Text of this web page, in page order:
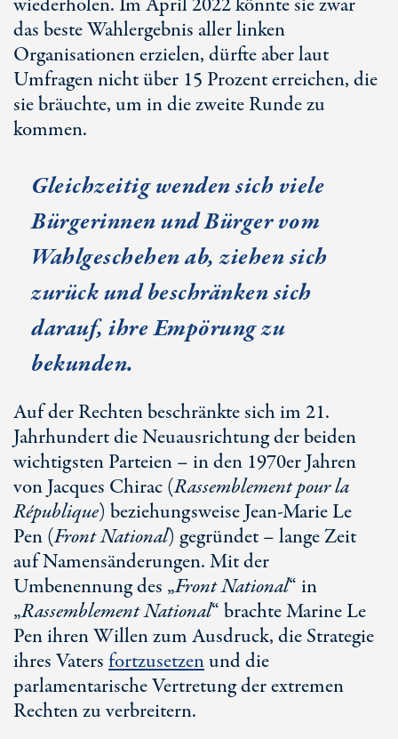
das beste Wahlergebnis aller linken
Organisationen erzielen, dürfte aber laut
Umfragen nicht über 15 Prozent erreichen, die
sie bräuchte, um in die zweite Runde zu
kommen.
Gleichzeitig wenden sich viele
Bürgerinnen und Bürger vom
Wahlgeschehen ab, ziehen sich
zurück und beschränken sich
darauf, ihre Empörung zu
bekunden.
Auf der Rechten beschränkte sich im 21.
Jahrhundert die Neuausrichtung der beiden
wichtigsten Parteien – in den 1970er Jahren
von Jacques Chirac (Rassemblement pour la
République) beziehungsweise Jean-Marie Le
Pen (Front National) gegründet – lange Zeit
auf Namensänderungen. Mit der
Umbenennung des „Front National“ in
„Rassemblement National“ brachte Marine Le
Pen ihren Willen zum Ausdruck, die Strategie
ihres Vatersfortzusetzenund die
parlamentarische Vertretung der extremen
Rechten zu verbreitern.